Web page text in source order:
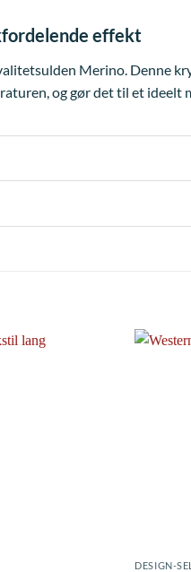
effekt
Merino. Denne
og gør det til et ideelt
DESIGN-